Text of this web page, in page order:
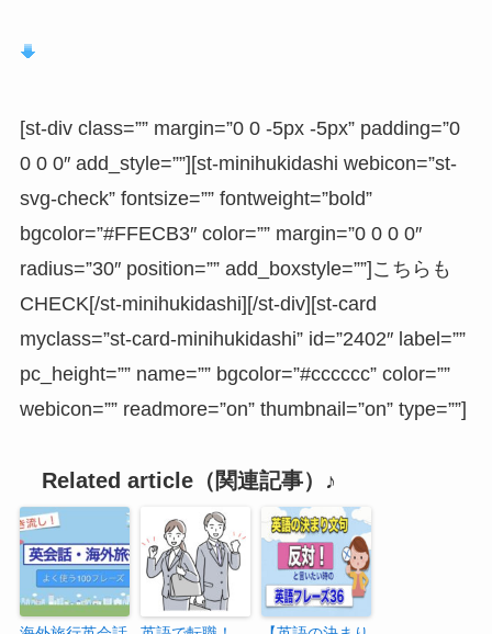
[st-div class=”” margin=”0 0 -5px -5px” padding=”0
0 0 0″ add_style=””][st-minihukidashi webicon=”st-
svg-check” fontsize=”” fontweight=”bold”
bgcolor=”#FFECB3″ color=”” margin=”0 0 0 0″
radius=”30″ position=”” add_boxstyle=””]こちらも
CHECK[/st-minihukidashi][/st-div][st-card
myclass=”st-card-minihukidashi” id=”2402″ label=””
pc_height=”” name=”” bgcolor=”#cccccc” color=””
webicon=”” readmore=”on” thumbnail=”on” type=””]
Related article（関連記事）♪